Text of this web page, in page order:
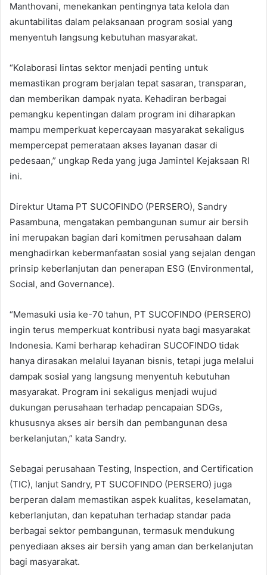
Manthovani, menekankan pentingnya tata kelola dan
akuntabilitas dalam pelaksanaan program sosial yang
menyentuh langsung kebutuhan masyarakat.
“Kolaborasi lintas sektor menjadi penting untuk
memastikan program berjalan tepat sasaran, transparan,
dan memberikan dampak nyata. Kehadiran berbagai
pemangku kepentingan dalam program ini diharapkan
mampu memperkuat kepercayaan masyarakat sekaligus
mempercepat pemerataan akses layanan dasar di
pedesaan,” ungkap Reda yang juga Jamintel Kejaksaan RI
ini.
Direktur Utama PT SUCOFINDO (PERSERO), Sandry
Pasambuna, mengatakan pembangunan sumur air bersih
ini merupakan bagian dari komitmen perusahaan dalam
menghadirkan kebermanfaatan sosial yang sejalan dengan
prinsip keberlanjutan dan penerapan ESG (Environmental,
Social, and Governance).
“Memasuki usia ke-70 tahun, PT SUCOFINDO (PERSERO)
ingin terus memperkuat kontribusi nyata bagi masyarakat
Indonesia. Kami berharap kehadiran SUCOFINDO tidak
hanya dirasakan melalui layanan bisnis, tetapi juga melalui
dampak sosial yang langsung menyentuh kebutuhan
masyarakat. Program ini sekaligus menjadi wujud
dukungan perusahaan terhadap pencapaian SDGs,
khususnya akses air bersih dan pembangunan desa
berkelanjutan,” kata Sandry.
Sebagai perusahaan Testing, Inspection, and Certification
(TIC), lanjut Sandry, PT SUCOFINDO (PERSERO) juga
berperan dalam memastikan aspek kualitas, keselamatan,
keberlanjutan, dan kepatuhan terhadap standar pada
berbagai sektor pembangunan, termasuk mendukung
penyediaan akses air bersih yang aman dan berkelanjutan
bagi masyarakat.